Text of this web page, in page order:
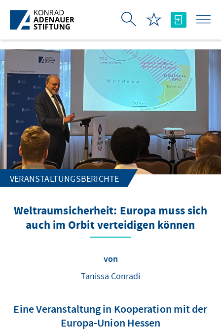
Zum Hauptinhalt springen
VERANSTALTUNGSBERICHTE
Weltraumsicherheit: Europa muss sich
auch im Orbit verteidigen können
von
Tanissa Conradi
Eine Veranstaltung in Kooperation mit der
Europa-Union Hessen